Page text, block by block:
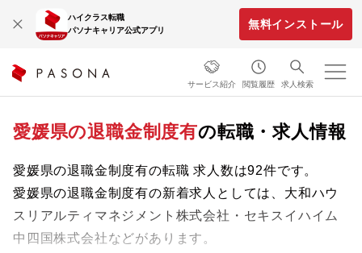
ハイクラス転職
パソナキャリア公式アプリ
無料インストール
サービス紹介 閲覧履歴 求人検索
愛媛県の退職金制度有の転職・求人情報
愛媛県の退職金制度有の転職 求人数は92件です。
愛媛県の退職金制度有の新着求人としては、大和ハウ
スリアルティマネジメント株式会社・セキスイハイム
中四国株式会社などがあります。